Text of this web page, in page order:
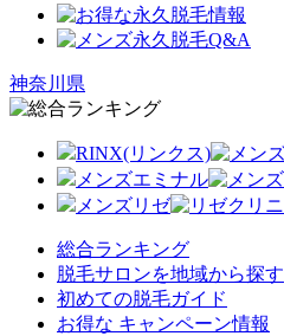
神奈川県
RINX(リンクス)
メンズエミナル
メンズリゼ
総合ランキング
脱毛サロンを地域から探す
初めての脱毛ガイド
お得な キャンペーン情報